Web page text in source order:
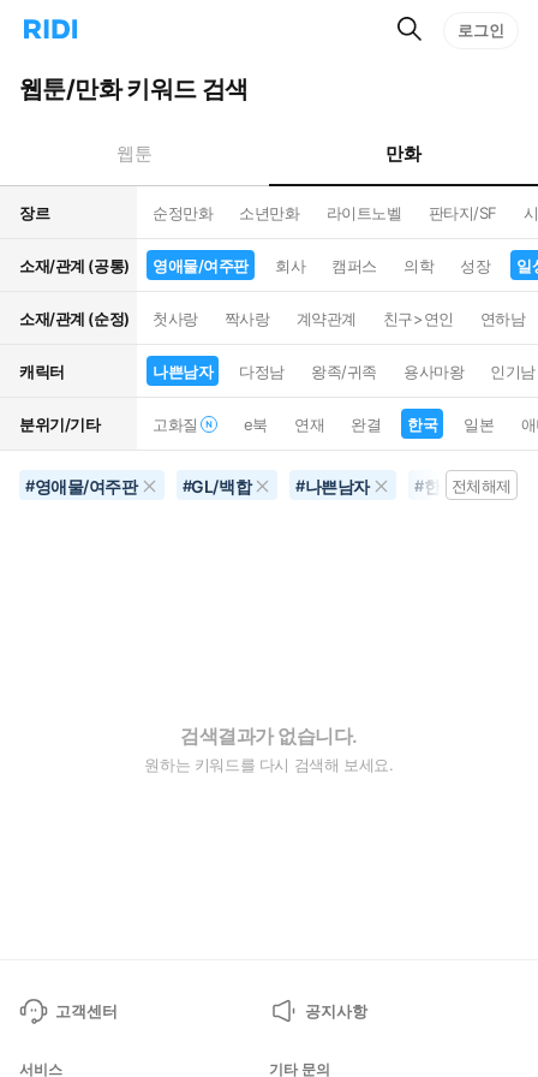
리
홈
으
턴
트
검
로그인
웹툰/만화 키워드 검색
웹툰 만화
장르 순정만화 소년만화 라이트노벨 판타지/SF
소재/관계 (공통) 영애물/여주판 회사 캠퍼스 의학 성장 일
소재/관계 (순정) 첫사랑 짝사랑 계약관계 친구>연인 연하남
캐릭터 나쁜남자 다정남 왕족/귀족 용사마왕 인기남
분위기/기타 고화질 e북 연재 완결 한국 일본
#영애물/여주판 #GL/백합 #나쁜남자 #한국 #
전체해제
검색결과가 없습니다.
원하는 키워드를 다시 검색해 보세요.
고객센터 공지사항
서비스 기타 문의